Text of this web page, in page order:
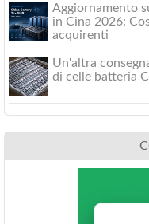
Aggiornamento
in Cina 2026:
acquirenti
Un'altra
di celle batteria